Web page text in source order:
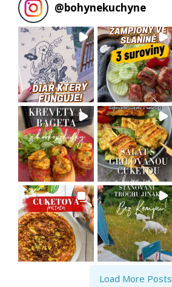
@bohynekuchyne
Load More Posts